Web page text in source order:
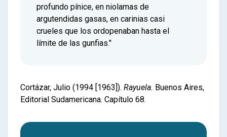
profundo pínice, en niolamas de
argutendidas gasas, en carinias casi
crueles que los ordopenaban hasta el
límite de las gunfias."
Cortázar, Julio (1994 [1963]). Rayuela. Buenos Aires,
Editorial Sudamericana. Capítulo 68.